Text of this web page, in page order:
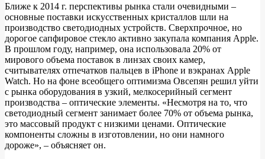
Ближе к 2014 г. перспективы рынка стали очевидными –
основные поставки искусственных кристаллов шли на
производство светодиодных устройств. Сверхпрочное, но
дорогое сапфировое стекло активно закупала компания Apple.
В прошлом году, например, она использовала 20% от
мирового объема поставок в линзах своих камер,
считывателях отпечатков пальцев в iPhone и вэкранах Apple
Watch. Но на фоне всеобщего оптимизма Овсепян решил уйти
с рынка оборудования в узкий, мелкосерийный сегмент
производства – оптические элементы. «Несмотря на то, что
светодиодный сегмент занимает более 70% от объема рынка,
это массовый продукт с низкими ценами. Оптические
компоненты сложны в изготовлении, но они намного
дороже», – объясняет он.